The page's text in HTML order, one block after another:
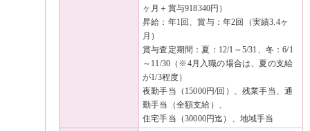
ヶ月＋賞与918340円）
昇給：年1回、賞与：年2回（実績3.4ヶ
月）
賞与査定期間：夏：12/1～5/31、冬：6/1
～11/30（※4月入職の場合は、夏の支給
が1/3程度）
夜勤手当（15000円/回）、残業手当、通
勤手当（全額支給）、
住宅手当（30000円迄）、地域手当